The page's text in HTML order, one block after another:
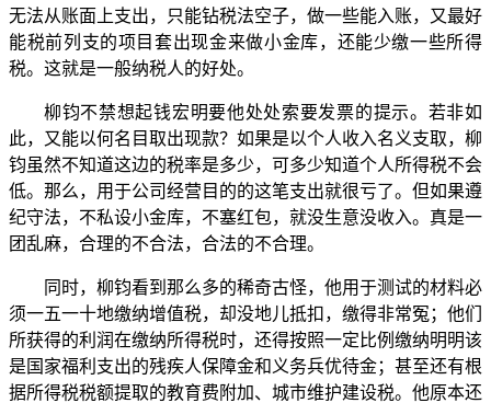
无法从账面上支出，只能钻税法空子，做一些能入账，又最好
能税前列支的项目套出现金来做小金库，还能少缴一些所得
税。这就是一般纳税人的好处。
柳钧不禁想起钱宏明要他处处索要发票的提示。若非如
此，又能以何名目取出现款？如果是以个人收入名义支取，柳
钧虽然不知道这边的税率是多少，可多少知道个人所得税不会
低。那么，用于公司经营目的的这笔支出就很亏了。但如果遵
纪守法，不私设小金库，不塞红包，就没生意没收入。真是一
团乱麻，合理的不合法，合法的不合理。
同时，柳钧看到那么多的稀奇古怪，他用于测试的材料必
须一五一十地缴纳增值税，却没地儿抵扣，缴得非常冤；他们
所获得的利润在缴纳所得税时，还得按照一定比例缴纳明明该
是国家福利支出的残疾人保障金和义务兵优待金；甚至还有根
据所得税税额提取的教育费附加、城市维护建设税。他原本还